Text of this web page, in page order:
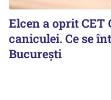
Elcen a oprit CET
caniculei. Ce se
București